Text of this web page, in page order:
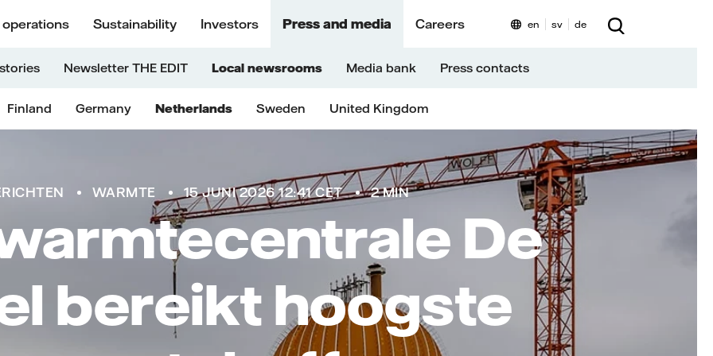
operations Sustainability Investors Press and media Careers
Newsletter THE EDIT Local newsrooms Media bank Press contacts
Finland Germany Netherlands Sweden United Kingdom
en sv de
WARMTE 15 JUNI 2026 12:41 CET 2 MIN
De
bereikt hoogste